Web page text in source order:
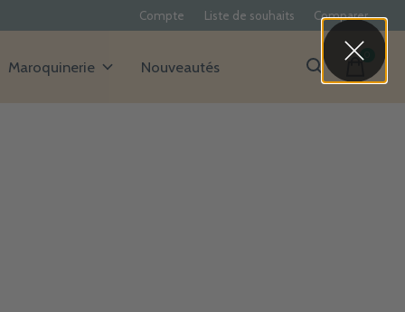
Compte Liste de souhaits Comparer
Maroquinerie Nouveautés items